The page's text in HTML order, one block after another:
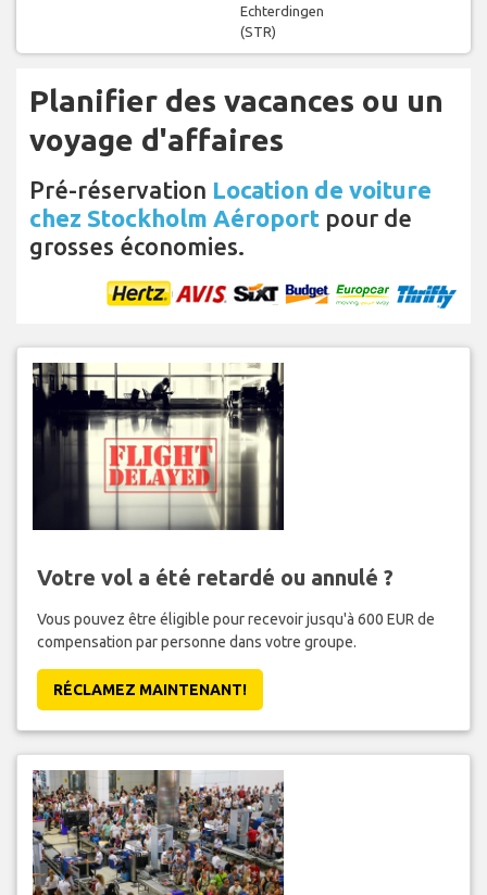
Echterdingen
(STR)
Planifier des vacances ou un
voyage d'affaires
Pré-réservation Location de voiture
chez Stockholm Aéroport pour de
grosses économies.
Votre vol a été retardé ou annulé ?
Vous pouvez être éligible pour recevoir jusqu'à 600 EUR de
compensation par personne dans votre groupe.
RÉCLAMEZ MAINTENANT!